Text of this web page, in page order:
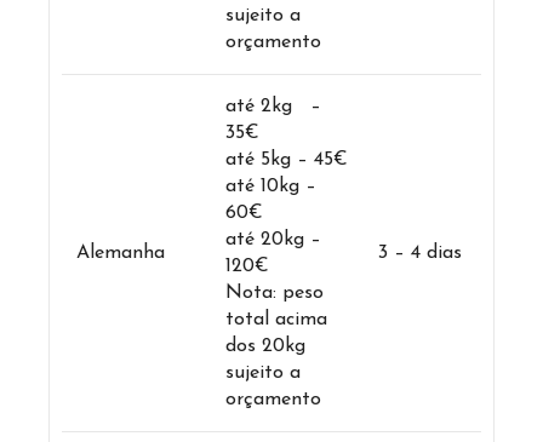
sujeito a
orçamento
Alemanha
até 2kg –
35€
até 5kg – 45€
até 10kg –
60€
até 20kg –
120€
Nota: peso
total acima
dos 20kg
sujeito a
orçamento
3 – 4 dias